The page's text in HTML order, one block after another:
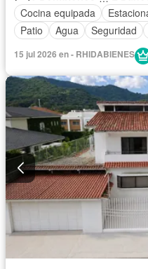
Cocina equipada
Patio
Agua Seguridad
15 jul 2026 en - RHIDABIENES